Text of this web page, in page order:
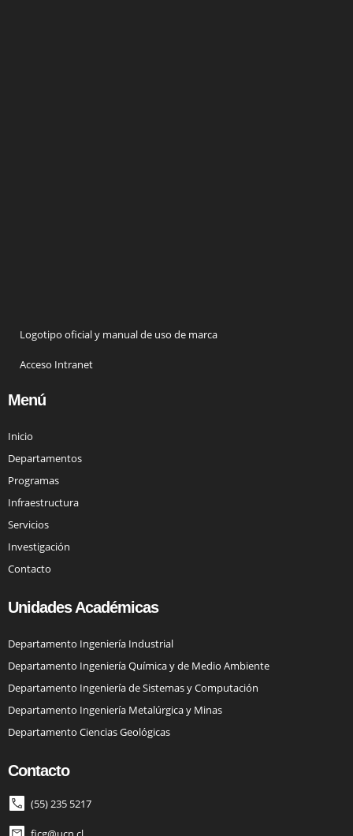
Logotipo oficial y manual de uso de marca
Acceso Intranet
Menú
Inicio
Departamentos
Programas
Infraestructura
Servicios
Investigación
Contacto
Unidades Académicas
Departamento Ingeniería Industrial
Departamento Ingeniería Química y de Medio Ambiente
Departamento Ingeniería de Sistemas y Computación
Departamento Ingeniería Metalúrgica y Minas
Departamento Ciencias Geológicas
Contacto
(55) 235 5217